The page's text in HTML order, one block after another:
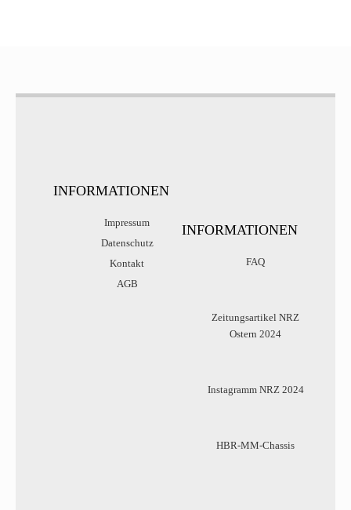
INFORMATIONEN
Impressum
Datenschutz
Kontakt
AGB
INFORMATIONEN
FAQ
Zeitungsartikel NRZ
Ostern 2024
Instagramm NRZ 2024
HBR-MM-Chassis